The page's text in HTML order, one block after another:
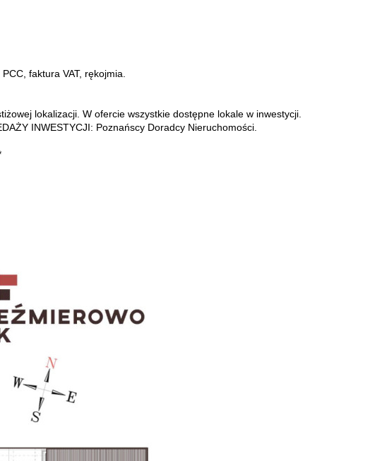
faktura VAT, rękojmia.
lokalizacji. W ofercie wszystkie dostępne lokale w inwestycji.
INWESTYCJI: Poznańscy Doradcy Nieruchomości.